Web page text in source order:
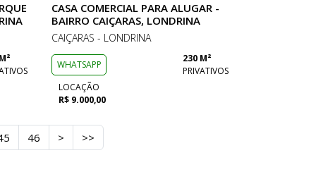
CASA COMERCIAL PARA ALUGAR -
BAIRRO CAIÇARAS, LONDRINA
CAIÇARAS - LONDRINA
WHATSAPP
230 M²
PRIVATIVOS
LOCAÇÃO
R$ 9.000,00
46 > >>